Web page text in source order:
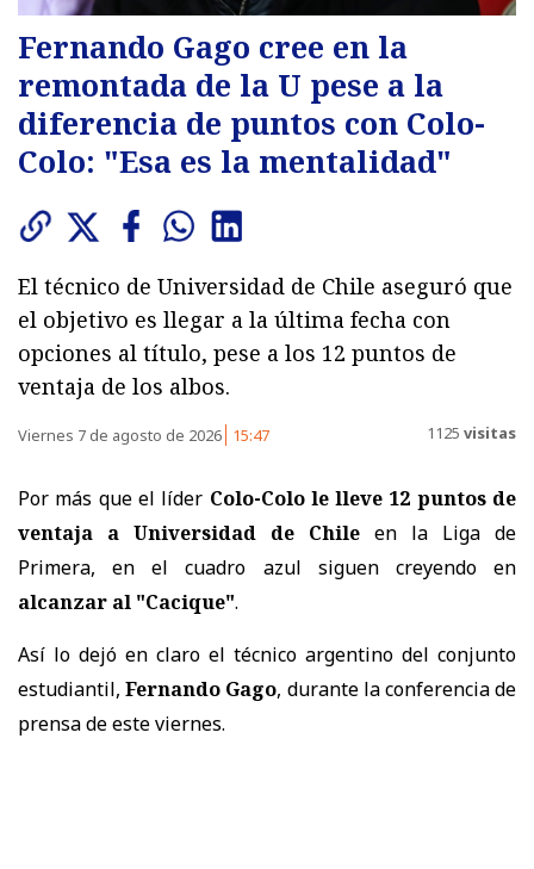
Fernando Gago cree en la
remontada de la U pese a la
diferencia de puntos con Colo-
Colo: "Esa es la mentalidad"
El técnico de Universidad de Chile aseguró que
el objetivo es llegar a la última fecha con
opciones al título, pese a los 12 puntos de
ventaja de los albos.
Viernes 7 de agosto de 2026 15:47 1125 visitas
Por más que el líder Colo-Colo le lleve 12 puntos de
ventaja a Universidad de Chile en la Liga de
Primera, en el cuadro azul siguen creyendo en
alcanzar al "Cacique".
Así lo dejó en claro el técnico argentino del conjunto
estudiantil,Fernando Gago, durante la conferencia de
prensa de este viernes.